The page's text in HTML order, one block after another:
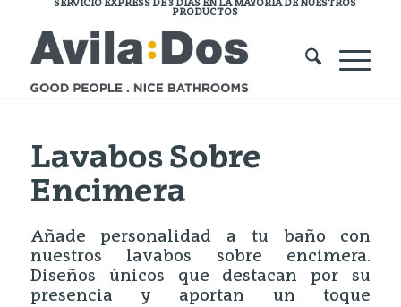
SERVICIO EXPRESS DE 3 DÍAS EN LA MAYORÍA DE NUESTROS
PRODUCTOS
Lavabos Sobre
Encimera
Añade personalidad a tu baño con
nuestros lavabos sobre encimera.
Diseños únicos que destacan por su
presencia y aportan un toque